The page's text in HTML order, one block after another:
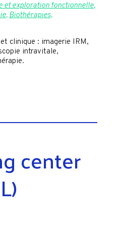
et exploration fonctionnelle,
, Biothérapies,
clinique : imagerie IRM,
intravitale,
center